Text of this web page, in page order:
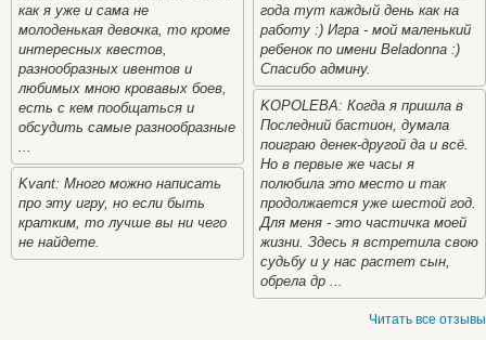
как я уже и сама не
молоденькая девочка, то кроме
интересных квестов,
разнообразных ивентов и
любимых мною кровавых боев,
есть с кем пообщаться и
обсудить самые разнообразные
Kvant: Много можно написать
про эту игру, но если быть
кратким, то лучше вы ни чего
не найдете.
года тут каждый день как на
работу :) Игра - мой маленький
ребенок по имени Beladonna :)
Спасибо админу.
KOPOLEBA: Когда я пришла в
Последний бастион, думала
поиграю денек-другой да и всё.
Но в первые же часы я
полюбила это место и так
продолжается уже шестой год.
Для меня - это частичка моей
жизни. Здесь я встретила свою
судьбу и у нас растет сын,
обрела др ...
Читать все отзывы